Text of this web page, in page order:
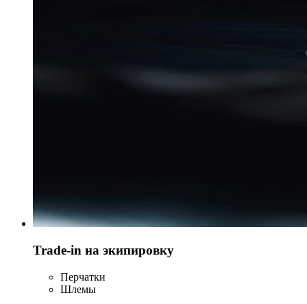
Trade-in на экипировку
Перчатки
Шлемы